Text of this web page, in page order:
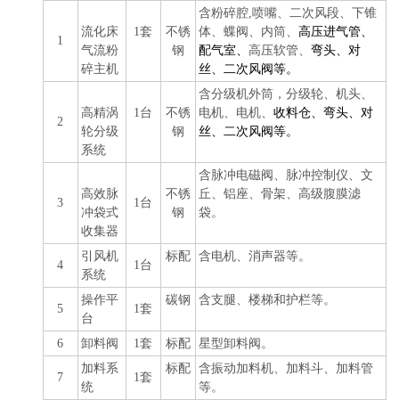
1
流化床
气流粉
碎主机
1套
不锈
钢
含粉碎腔,喷嘴、二次风段、下锥
体、蝶阀、内筒、 高压进气管、
配气室、 高压软管、 弯头、对
丝、二次风阀等。
2
高精涡
轮分级
系统
1台
不锈
钢
含分级机外筒，分级轮、机头、
电机、电机、 收料仓、弯头、对
丝、二次风阀等。
3
高效脉
冲袋式
收集器
1台
不锈
钢
含脉冲电磁阀、脉冲控制仪、文
丘、铝座、骨架、高级腹膜滤
袋。
4
引风机
系统
1台
标配 含电机、消声器等。
5
操作平
台
1套
碳钢 含支腿、楼梯和护栏等。
6 卸料阀 1套 标配 星型卸料阀。
7
加料系
统
1套
标配
含振动加料机、加料斗、加料管
等。